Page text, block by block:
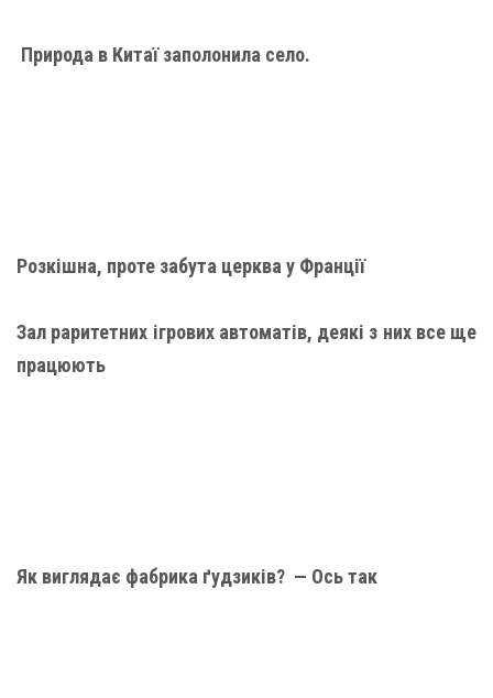
Природа в Китаї заполонила село.
Розкішна, проте забута церква у Франції
Зал раритетних ігрових автоматів, деякі з них все ще
працюють
Як виглядає фабрика ґудзиків? — Ось так